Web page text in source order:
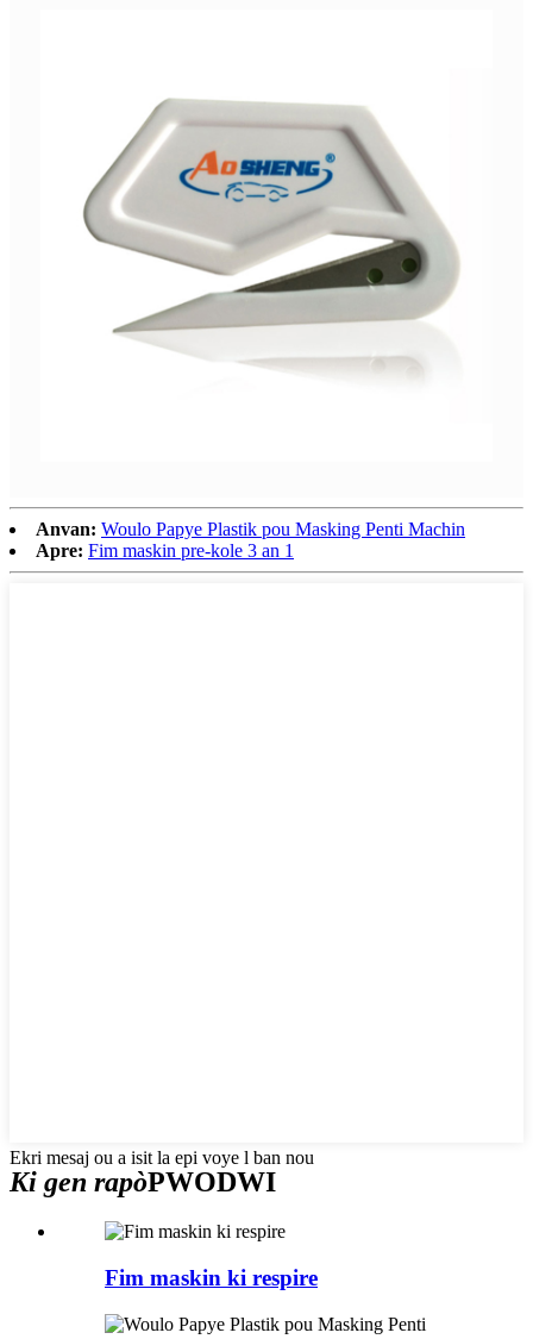
Anvan: Woulo Papye Plastik pou Masking Penti Machin
Apre: Fim maskin pre-kole 3 an 1
Ekri mesaj ou a isit la epi voye l ban nou
Ki gen rapòPWODWI
Fim maskin ki respire